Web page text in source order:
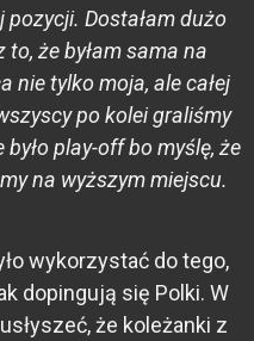
Dostałam dużo
że byłam sama na
nie tylko moja, ale całej
po kolei graliśmy
play-off bo myślę, że
na wyższym miejscu.
wykorzystać do tego,
dopingują się Polki. W
że koleżanki z